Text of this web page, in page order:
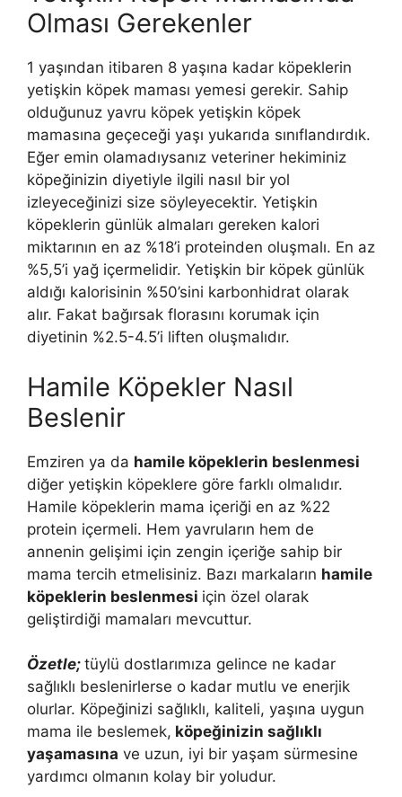
Olması Gerekenler
1 yaşından itibaren 8 yaşına kadar köpeklerin
yetişkin köpek maması yemesi gerekir. Sahip
olduğunuz yavru köpek yetişkin köpek
mamasına geçeceği yaşı yukarıda sınıflandırdık.
Eğer emin olamadıysanız veteriner hekiminiz
köpeğinizin diyetiyle ilgili nasıl bir yol
izleyeceğinizi size söyleyecektir. Yetişkin
köpeklerin günlük almaları gereken kalori
miktarının en az %18’i proteinden oluşmalı. En az
%5,5’i yağ içermelidir. Yetişkin bir köpek günlük
aldığı kalorisinin %50’sini karbonhidrat olarak
alır. Fakat bağırsak florasını korumak için
diyetinin %2.5-4.5’i liften oluşmalıdır.
Hamile Köpekler Nasıl
Beslenir
Emziren ya da hamile köpeklerin beslenmesi
diğer yetişkin köpeklere göre farklı olmalıdır.
Hamile köpeklerin mama içeriği en az %22
protein içermeli. Hem yavruların hem de
annenin gelişimi için zengin içeriğe sahip bir
mama tercih etmelisiniz. Bazı markaların hamile
köpeklerin beslenmesi için özel olarak
geliştirdiği mamaları mevcuttur.
Özetle; tüylü dostlarımıza gelince ne kadar
sağlıklı beslenirlerse o kadar mutlu ve enerjik
olurlar. Köpeğinizi sağlıklı, kaliteli, yaşına uygun
mama ile beslemek, köpeğinizin sağlıklı
yaşamasına ve uzun, iyi bir yaşam sürmesine
yardımcı olmanın kolay bir yoludur.